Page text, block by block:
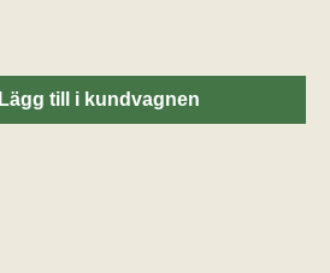
Lägg till i kundvagnen